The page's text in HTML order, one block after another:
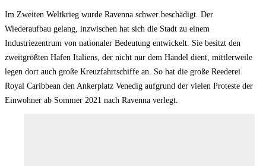
Im Zweiten Weltkrieg wurde Ravenna schwer beschädigt. Der
Wiederaufbau gelang, inzwischen hat sich die Stadt zu einem
Industriezentrum von nationaler Bedeutung entwickelt. Sie besitzt den
zweitgrößten Hafen Italiens, der nicht nur dem Handel dient, mittlerweile
legen dort auch große Kreuzfahrtschiffe an. So hat die große Reederei
Royal Caribbean den Ankerplatz Venedig aufgrund der vielen Proteste der
Einwohner ab Sommer 2021 nach Ravenna verlegt.